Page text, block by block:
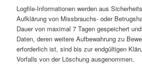
Logfile-Informationen werden aus
Aufklärung von Missbrauchs- oder
Dauer von maximal 7 Tagen gespeichert
Daten, deren weitere Aufbewahrung zu
erforderlich ist, sind bis zur endgültigen
Vorfalls von der Löschung ausgenommen.